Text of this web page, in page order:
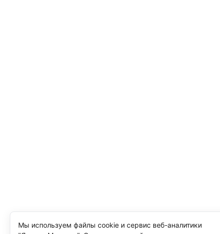
Мы используем файлы cookie и сервис веб-аналитики